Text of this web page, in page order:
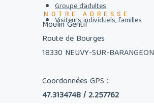
Groupe d’adultes
Visiteurs individuels, familles
NOTRE ADRESSE
Moulin Gentil
Route de Bourges
18330 NEUVY-SUR-BARANGEON
Coordonnées GPS :
47.3134748 / 2.257762